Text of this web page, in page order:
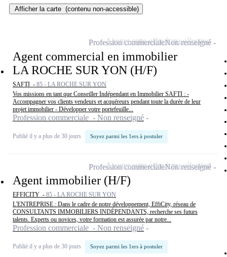
Afficher la carte (contenu non-accessible)
Agent commercial en immobilier
LA ROCHE SUR YON (H/F)
SAFTI - 85 - LA ROCHE SUR YON
Vos missions en tant que Conseiller Indépendant en Immobilier SAFTI : -
Accompagner vos clients vendeurs et acquéreurs pendant toute la durée de leur
projet immobilier - Développer votre portefeuille...
Profession commerciale - Non renseigné
Publié il y a plus de 30 jours Soyez parmi les 1ers à postuler
Profession commercialeNon renseigné
Ajouter cette offre à ma sélection
Agent immobilier (H/F)
EFFICITY - 85 - LA ROCHE SUR YON
L'ENTREPRISE : Dans le cadre de notre développement, EffiCity, réseau de
CONSULTANTS IMMOBILIERS INDÉPENDANTS, recherche ses futurs
talents. Experts ou novices, votre formation est assurée par notre...
Profession commerciale - Non renseigné
Publié il y a plus de 30 jours Soyez parmi les 1ers à postuler
Profession commercialeNon renseigné
Ajouter cette offre à ma sélection